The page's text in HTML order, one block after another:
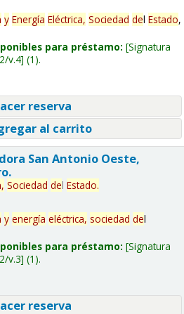
y Energía Eléctrica, Sociedad del Estado,
para préstamo: Signatura
v.4 (1).
reserva
al carrito
San Antonio Oeste,
Sociedad del Estado.
y energía eléctrica, sociedad del
para préstamo: Signatura
v.3 (1).
reserva